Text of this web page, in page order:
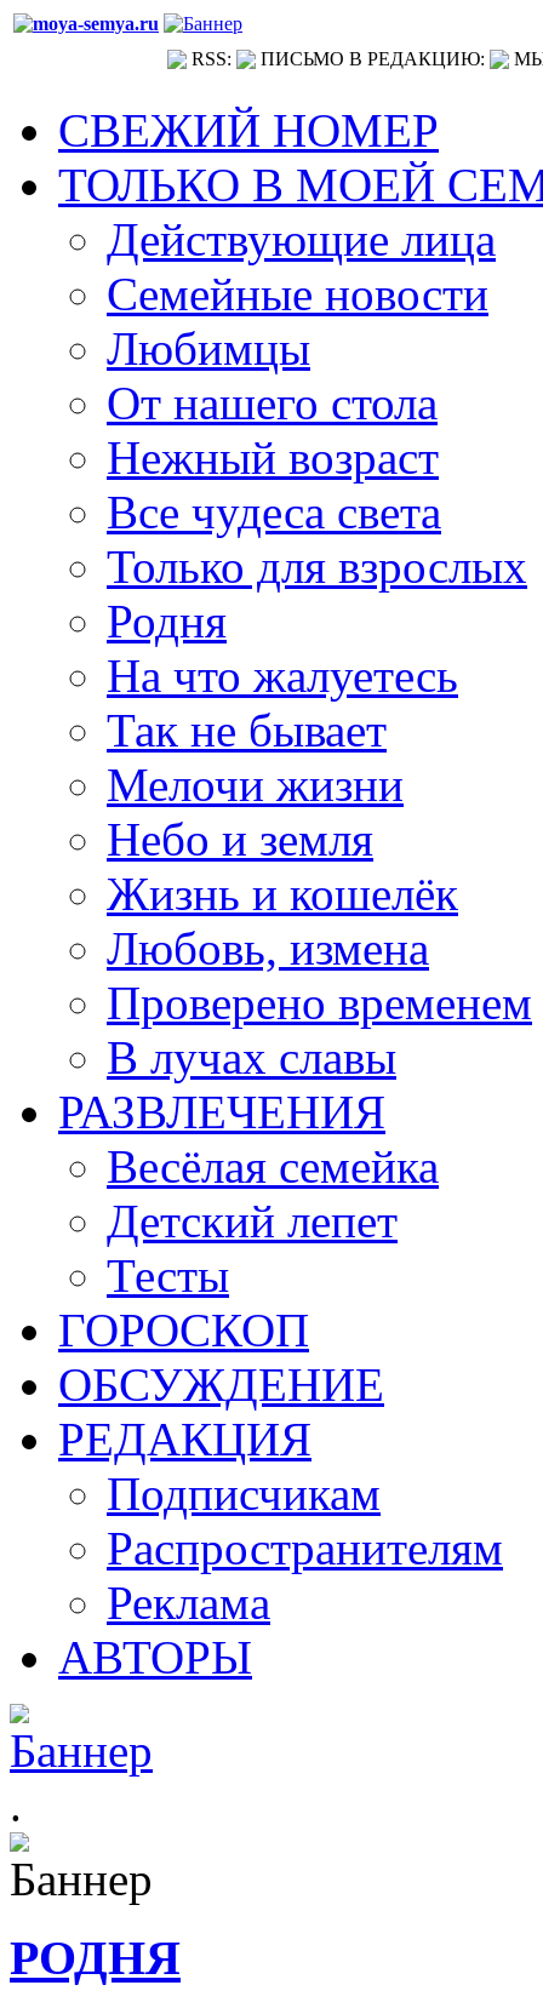
RSS: ПИСЬМО В РЕДАКЦИЮ:
СВЕЖИЙ НОМЕР
ТОЛЬКО В МОЕЙ
Действующие лица
Семейные новости
Любимцы
От нашего стола
Нежный возраст
Все чудеса света
Только для взрослых
Родня
На что жалуетесь
Так не бывает
Мелочи жизни
Небо и земля
Жизнь и кошелёк
Любовь, измена
Проверено временем
В лучах славы
РАЗВЛЕЧЕНИЯ
Весёлая семейка
Детский лепет
Тесты
ГОРОСКОП
ОБСУЖДЕНИЕ
РЕДАКЦИЯ
Подписчикам
Распространителям
Реклама
АВТОРЫ
.
РОДНЯ